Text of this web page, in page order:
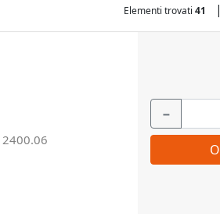
Elementi trovati 41 |
2400.06
−